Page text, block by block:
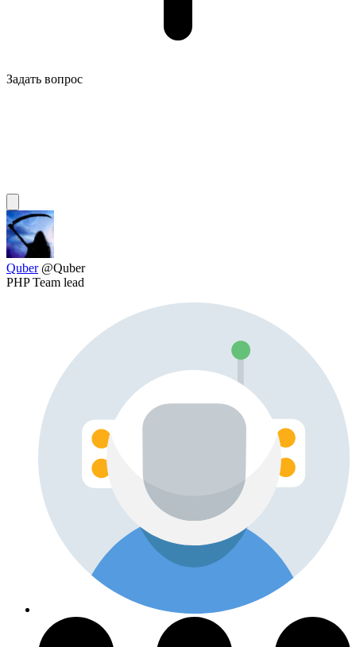
Задать вопрос
Quber @Quber
PHP Team lead